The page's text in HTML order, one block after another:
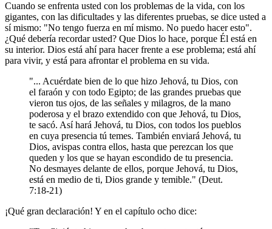
Cuando se enfrenta usted con los problemas de la vida, con los
gigantes, con las dificultades y las diferentes pruebas, se dice usted a
sí mismo: "No tengo fuerza en mí mismo. No puedo hacer esto".
¿Qué debería recordar usted? Que Dios lo hace, porque Él está en
su interior. Dios está ahí para hacer frente a ese problema; está ahí
para vivir, y está para afrontar el problema en su vida.
"... Acuérdate bien de lo que hizo Jehová, tu Dios, con
el faraón y con todo Egipto; de las grandes pruebas que
vieron tus ojos, de las señales y milagros, de la mano
poderosa y el brazo extendido con que Jehová, tu Dios,
te sacó. Así hará Jehová, tu Dios, con todos los pueblos
en cuya presencia tú temes. También enviará Jehová, tu
Dios, avispas contra ellos, hasta que perezcan los que
queden y los que se hayan escondido de tu presencia.
No desmayes delante de ellos, porque Jehová, tu Dios,
está en medio de ti, Dios grande y temible." (Deut.
7:18-21)
¡Qué gran declaración! Y en el capítulo ocho dice: